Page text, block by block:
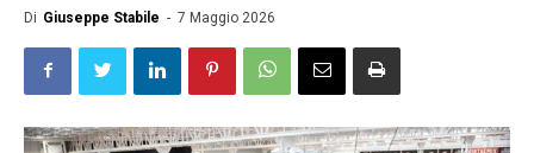
Di Giuseppe Stabile - 7 Maggio 2026